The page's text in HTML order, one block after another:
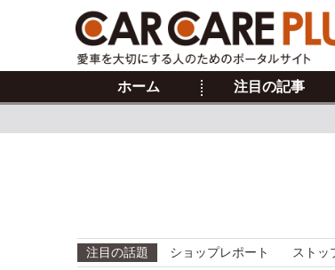
ホーム 注目の記事
注目の話題 ショップレポート ストッ